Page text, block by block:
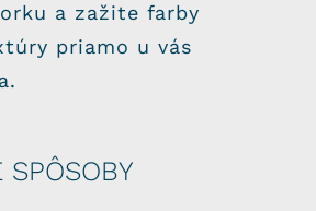
a zažite farby
priamo u vás
SPÔSOBY